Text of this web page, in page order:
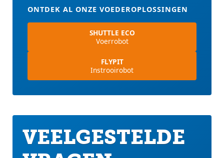
ONTDEK AL ONZE VOEDEROPLOSSINGEN
SHUTTLE ECO
Voerrobot
FLYPIT
Instrooirobot
VEELGESTELDE